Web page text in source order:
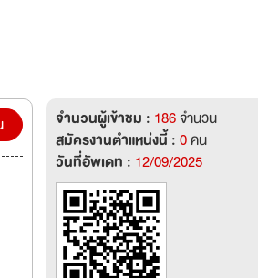
จำนวนผู้เข้าชม : 186จำนวน
สมัครงานตำแหน่งนี้ :0คน
วันที่อัพเดท : 12/09/2025